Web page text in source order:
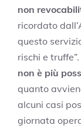
non
ricordato
questo
rischi e
non è più
quanto
alcuni casi
giornata